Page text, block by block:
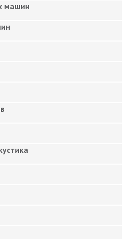
машин